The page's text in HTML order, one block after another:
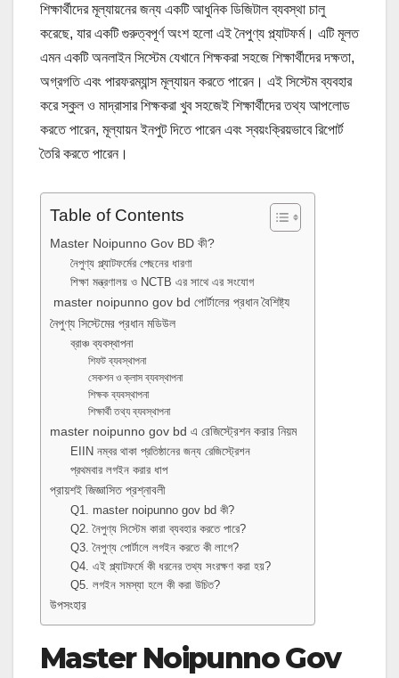
শিক্ষার্থীদের মূল্যায়নের জন্য একটি আধুনিক ডিজিটাল ব্যবস্থা চালু
করেছে, যার একটি গুরুত্বপূর্ণ অংশ হলো এই নৈপুণ্য প্ল্যাটফর্ম। এটি মূলত
এমন একটি অনলাইন সিস্টেম যেখানে শিক্ষকরা সহজে শিক্ষার্থীদের দক্ষতা,
অগ্রগতি এবং পারফরম্যান্স মূল্যায়ন করতে পারেন। এই সিস্টেম ব্যবহার
করে স্কুল ও মাদ্রাসার শিক্ষকরা খুব সহজেই শিক্ষার্থীদের তথ্য আপলোড
করতে পারেন, মূল্যায়ন ইনপুট দিতে পারেন এবং স্বয়ংক্রিয়ভাবে রিপোর্ট
তৈরি করতে পারেন।
Table of Contents
Master Noipunno Gov BD কী?
নৈপুণ্য প্ল্যাটফর্মের পেছনের ধারণা
শিক্ষা মন্ত্রণালয় ও NCTB এর সাথে এর সংযোগ
master noipunno gov bd পোর্টালের প্রধান বৈশিষ্ট্য
নৈপুণ্য সিস্টেমের প্রধান মডিউল
ব্রাঞ্চ ব্যবস্থাপনা
শিফট ব্যবস্থাপনা
সেকশন ও ক্লাস ব্যবস্থাপনা
শিক্ষক ব্যবস্থাপনা
শিক্ষার্থী তথ্য ব্যবস্থাপনা
master noipunno gov bd এ রেজিস্ট্রেশন করার নিয়ম
EIIN নম্বর থাকা প্রতিষ্ঠানের জন্য রেজিস্ট্রেশন
প্রথমবার লগইন করার ধাপ
প্রায়শই জিজ্ঞাসিত প্রশ্নাবলী
Q1. master noipunno gov bd কী?
Q2. নৈপুণ্য সিস্টেম কারা ব্যবহার করতে পারে?
Q3. নৈপুণ্য পোর্টালে লগইন করতে কী লাগে?
Q4. এই প্ল্যাটফর্মে কী ধরনের তথ্য সংরক্ষণ করা হয়?
Q5. লগইন সমস্যা হলে কী করা উচিত?
উপসংহার
Master Noipunno Gov